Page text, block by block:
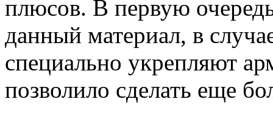
плюсов. В первую
данный материал, в
специально укрепляют
позволило сделать еще